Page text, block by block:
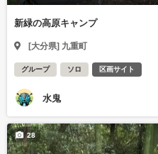
新緑の高原キャンプ
[大分県] 九重町
グループ ソロ 区画サイト
水鬼
28